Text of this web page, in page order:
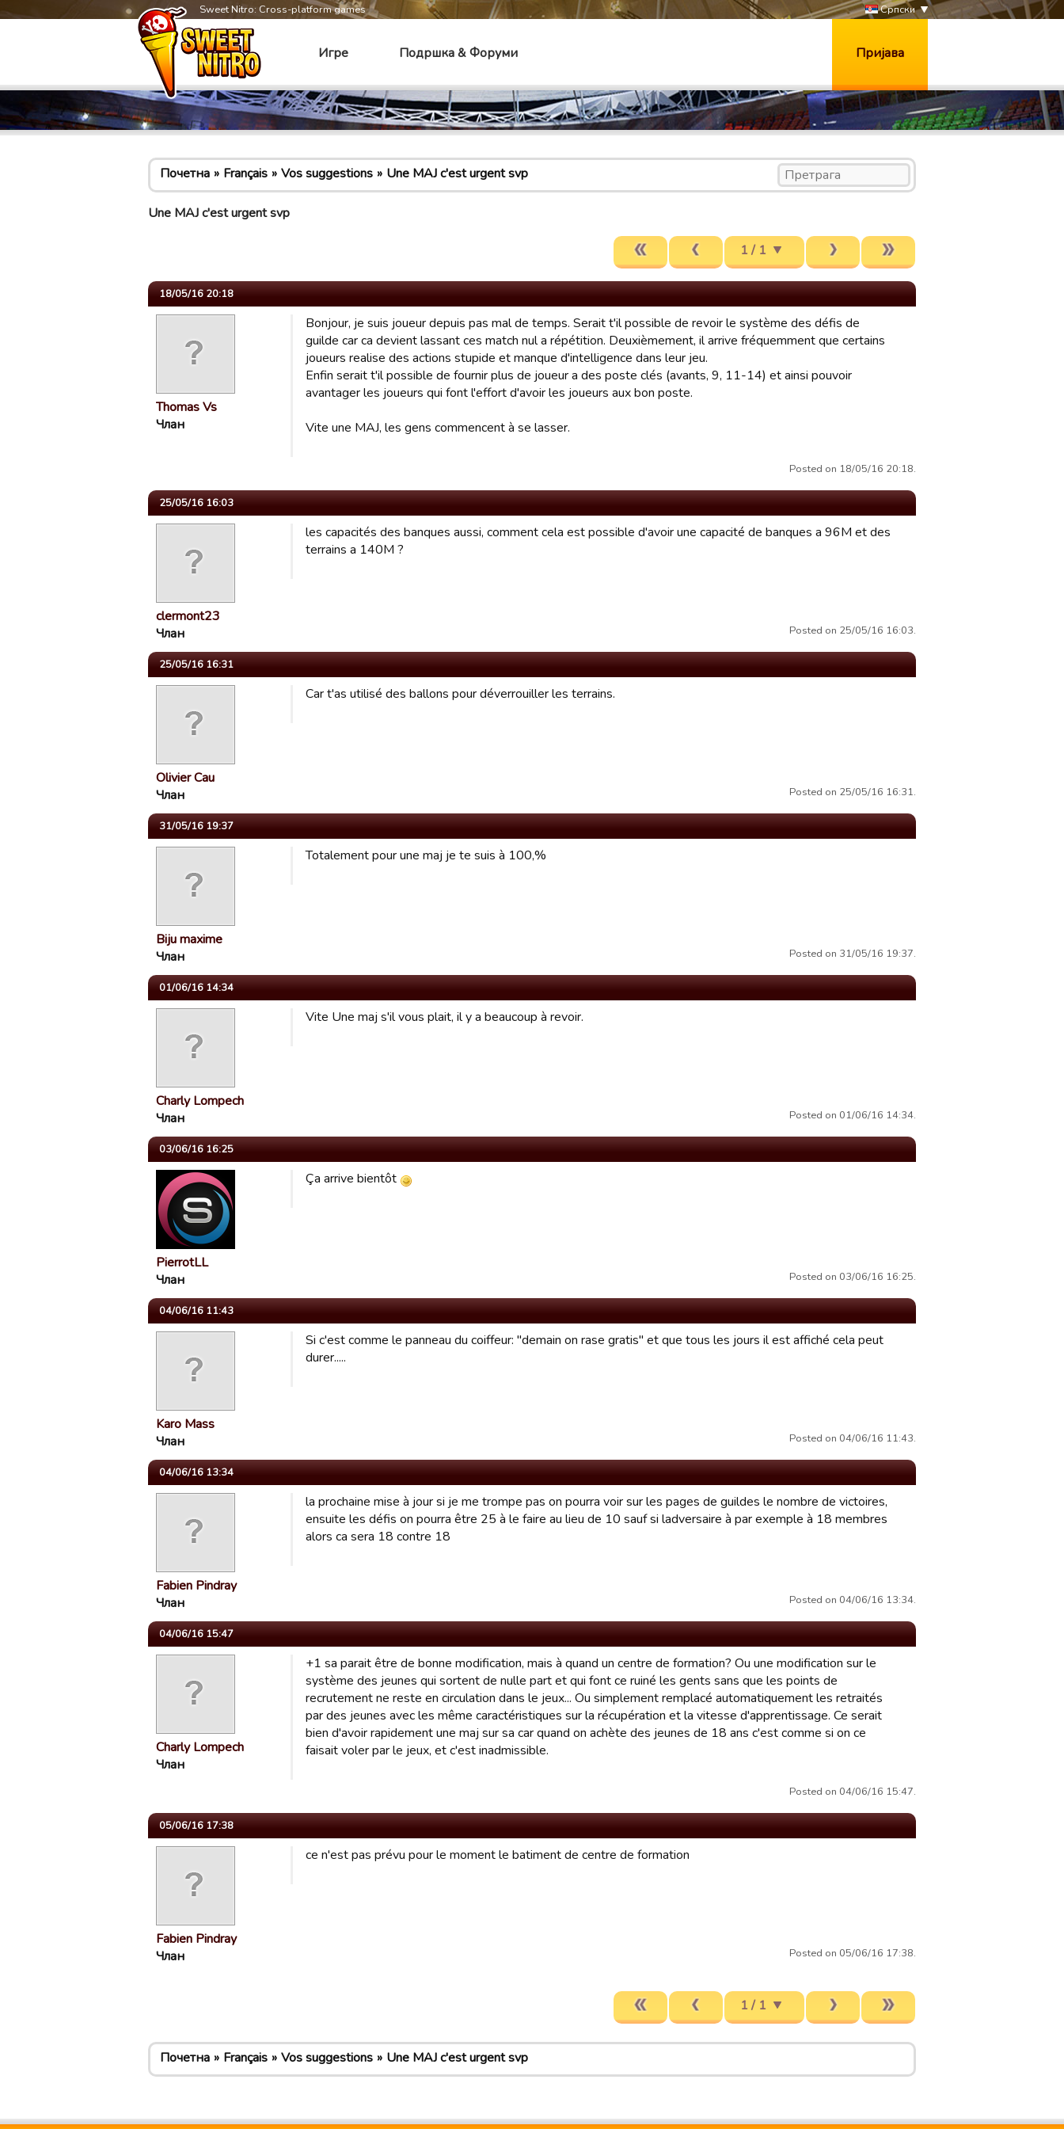
Sweet Nitro: Cross-platform games Српски
Игре Подршка & Форуми Пријава
Почетна Français Vos suggestions Une MAJ c'est urgent svp
Une MAJ c'est urgent svp
1 / 1
18/05/16 20:18
Thomas Vs
Члан
Bonjour, je suis joueur depuis pas mal de temps. Serait t'il possible de revoir le système des défis de
guilde car ca devient lassant ces match nul a répétition. Deuxièmement, il arrive fréquemment que certains
joueurs realise des actions stupide et manque d'intelligence dans leur jeu.
Enfin serait t'il possible de fournir plus de joueur a des poste clés (avants, 9, 11-14) et ainsi pouvoir
avantager les joueurs qui font l'effort d'avoir les joueurs aux bon poste.
Vite une MAJ, les gens commencent à se lasser.
Posted on 18/05/16 20:18.
25/05/16 16:03
clermont23
Члан
les capacités des banques aussi, comment cela est possible d'avoir une capacité de banques a 96M et des
terrains a 140M ?
Posted on 25/05/16 16:03.
25/05/16 16:31
Olivier Cau
Члан
Car t'as utilisé des ballons pour déverrouiller les terrains.
Posted on 25/05/16 16:31.
31/05/16 19:37
Biju maxime
Члан
Totalement pour une maj je te suis à 100,%
Posted on 31/05/16 19:37.
01/06/16 14:34
Charly Lompech
Члан
Vite Une maj s'il vous plait, il y a beaucoup à revoir.
Posted on 01/06/16 14:34.
03/06/16 16:25
PierrotLL
Члан
Ça arrive bientôt
Posted on 03/06/16 16:25.
04/06/16 11:43
Karo Mass
Члан
Si c'est comme le panneau du coiffeur: "demain on rase gratis" et que tous les jours il est affiché cela peut
durer.....
Posted on 04/06/16 11:43.
04/06/16 13:34
Fabien Pindray
Члан
la prochaine mise à jour si je me trompe pas on pourra voir sur les pages de guildes le nombre de victoires,
ensuite les défis on pourra être 25 à le faire au lieu de 10 sauf si ladversaire à par exemple à 18 membres
alors ca sera 18 contre 18
Posted on 04/06/16 13:34.
04/06/16 15:47
Charly Lompech
Члан
+1 sa parait être de bonne modification, mais à quand un centre de formation? Ou une modification sur le
système des jeunes qui sortent de nulle part et qui font ce ruiné les gents sans que les points de
recrutement ne reste en circulation dans le jeux... Ou simplement remplacé automatiquement les retraités
par des jeunes avec les même caractéristiques sur la récupération et la vitesse d'apprentissage. Ce serait
bien d'avoir rapidement une maj sur sa car quand on achète des jeunes de 18 ans c'est comme si on ce
faisait voler par le jeux, et c'est inadmissible.
Posted on 04/06/16 15:47.
05/06/16 17:38
Fabien Pindray
Члан
ce n'est pas prévu pour le moment le batiment de centre de formation
Posted on 05/06/16 17:38.
1 / 1
Почетна Français Vos suggestions Une MAJ c'est urgent svp